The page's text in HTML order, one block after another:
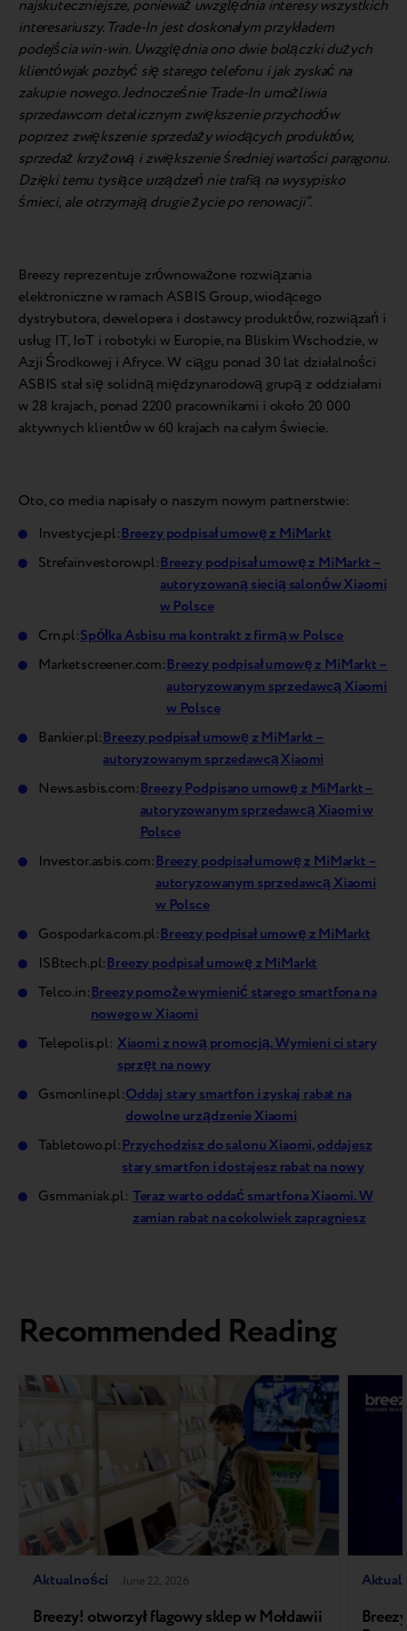
najskuteczniejsze, ponieważ uwzględnia interesy wszystkich
interesariuszy. Trade-In jest doskonałym przykładem
podejścia win-win. Uwzględnia ono dwie bolączki dużych
klientówjak pozbyć się starego telefonu i jak zyskać na
zakupie nowego. Jednocześnie Trade-In umożliwia
sprzedawcom detalicznym zwiększenie przychodów
poprzez zwiększenie sprzedaży wiodących produktów,
sprzedaż krzyżową i zwiększenie średniej wartości paragonu.
Dzięki temu tysiące urządzeń nie trafią na wysypisko
śmieci, ale otrzymają drugie życie po renowacji”.
Breezy reprezentuje zrównoważone rozwiązania
elektroniczne w ramach ASBIS Group, wiodącego
dystrybutora, dewelopera i dostawcy produktów, rozwiązań i
usług IT, IoT i robotyki w Europie, na Bliskim Wschodzie, w
Azji Środkowej i Afryce. W ciągu ponad 30 lat działalności
ASBIS stał się solidną międzynarodową grupą z oddziałami
w 28 krajach, ponad 2200 pracownikami i około 20 000
aktywnych klientów w 60 krajach na całym świecie.
Oto, co media napisały o naszym nowym partnerstwie:
Investycje.pl:Breezy podpisał umowę z MiMarkt
Strefainvestorow.pl:Breezy podpisał umowę z MiMarkt –
autoryzowaną siecią salonów Xiaomi
w Polsce
Crn.pl:Spółka Asbisu ma kontrakt z firmą w Polsce
Marketscreener.com:Breezy podpisał umowę z MiMarkt –
autoryzowanym sprzedawcą Xiaomi
w Polsce
Bankier.pl:Breezy podpisał umowę z MiMarkt –
autoryzowanym sprzedawcą Xiaomi
News.asbis.com:Breezy Podpisano umowę z MiMarkt –
autoryzowanym sprzedawcą Xiaomi w
Polsce
Investor.asbis.com:Breezy podpisał umowę z MiMarkt –
autoryzowanym sprzedawcą Xiaomi
w Polsce
Gospodarka.com.pl:Breezy podpisał umowę z MiMarkt
ISBtech.pl:Breezy podpisał umowę z MiMarkt
Telco.in:Breezy pomoże wymienić starego smartfona na
nowego w Xiaomi
Telepolis.pl: Xiaomi z nową promocją. Wymieni ci stary
sprzęt na nowy
Gsmonline.pl:Oddaj stary smartfon i zyskaj rabat na
dowolne urządzenie Xiaomi
Tabletowo.pl:Przychodzisz do salonu Xiaomi, oddajesz
stary smartfon i dostajesz rabat na nowy
Gsmmaniak.pl: Teraz warto oddać smartfona Xiaomi. W
zamian rabat na cokolwiek zapragniesz
Recommended Reading
Aktualności June 22, 2026
Breezy! otworzył flagowy sklep w Mołdawii